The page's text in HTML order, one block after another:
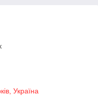
Україна